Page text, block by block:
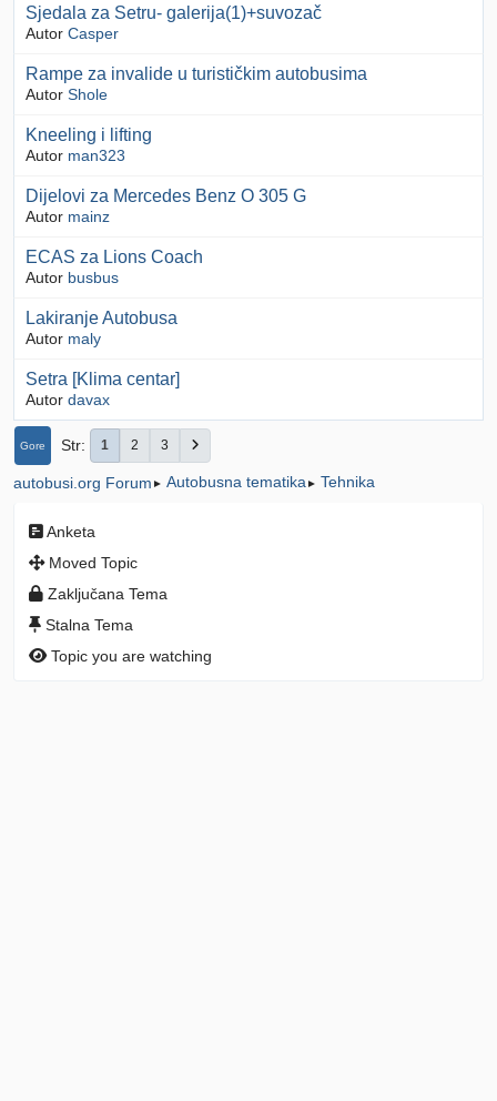
Sjedala za Setru- galerija(1)+suvozač
Autor Casper
Rampe za invalide u turističkim autobusima
Autor Shole
Kneeling i lifting
Autor man323
Dijelovi za Mercedes Benz O 305 G
Autor mainz
ECAS za Lions Coach
Autor busbus
Lakiranje Autobusa
Autor maly
Setra [Klima centar]
Autor davax
Gore Str 1 2 3
autobusi.org Forum ► Autobusna tematika ► Tehnika
Anketa
Moved Topic
Zaključana Tema
Stalna Tema
Topic you are watching